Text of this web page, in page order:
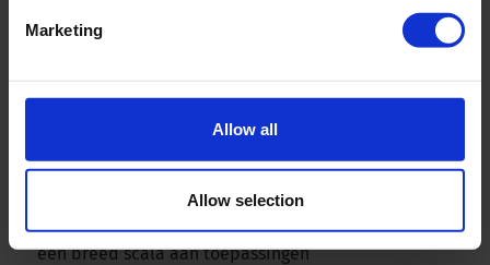
Marketing
Allow all
Allow selection
Nauwkeurige, duurzame instrumenten voor
Verschillende diameters en sensormeetbereiken voor
een breed scala aan toepassingen